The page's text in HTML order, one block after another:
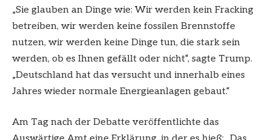
„Sie glauben an Dinge wie: Wir werden kein Fracking
betreiben, wir werden keine fossilen Brennstoffe
nutzen, wir werden keine Dinge tun, die stark sein
werden, ob es Ihnen gefällt oder nicht“, sagte Trump.
„Deutschland hat das versucht und innerhalb eines
Jahres wieder normale Energieanlagen gebaut.“
Am Tag nach der Debatte veröffentlichte das